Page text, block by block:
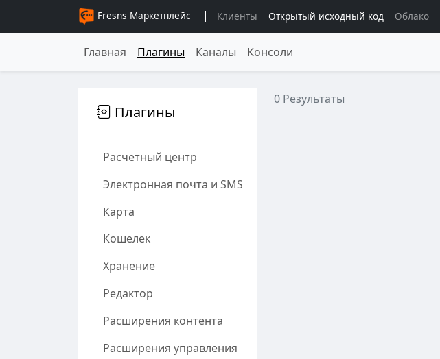
Fresns Маркетплейс Клиенты Открытый исходный код Облако
Главная Плагины Каналы Консоли
Плагины
Расчетный центр
Электронная почта и SMS
Карта
Кошелек
Хранение
Редактор
Расширения контента
Расширения управления
0 Результаты